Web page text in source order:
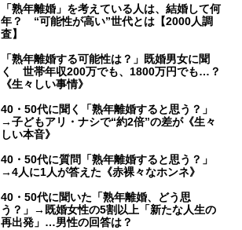
「熟年離婚」を考えている人は、結婚して何
年？ “可能性が高い”世代とは【2000人調
査】
「熟年離婚する可能性は？」既婚男女に聞
く 世帯年収200万でも、1800万円でも…？
《生々しい事情》
40・50代に聞く「熟年離婚すると思う？」
→子どもアリ・ナシで“約2倍”の差が《生々
しい本音》
40・50代に質問「熟年離婚すると思う？」
→4人に1人が答えた《赤裸々なホンネ》
40・50代に聞いた「熟年離婚、どう思
う？」→既婚女性の5割以上「新たな人生の
再出発」…男性の回答は？